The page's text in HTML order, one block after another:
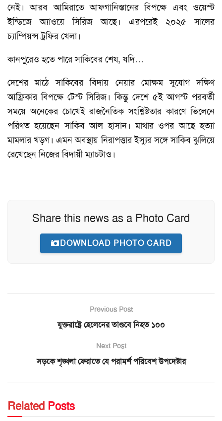
নেই। আরব আমিরাতে আফগানিস্তানের বিপক্ষে এবং ওয়েস্ট
ইন্ডিজে অ্যাওয়ে সিরিজ আছে। এরপরেই ২০২৫ সালের
চ্যাম্পিয়ন্স ট্রফির খেলা।
কানপুরেও হতে পারে সাকিবের শেষ, যদি…
দেশের মাঠে সাকিবের বিদায় নেয়ার মোক্ষম সুযোগ দক্ষিণ
আফ্রিকার বিপক্ষে টেস্ট সিরিজ। কিন্তু দেশে ৫ই আগস্ট পরবর্তী
সময়ে অনেকের চোখেই রাজনৈতিক সংশ্লিষ্টতার কারণে ভিলেনে
পরিণত হয়েছেন সাকিব আল হাসান। মাথার ওপর আছে হত্যা
মামলার খড়গ। এমন অবস্থায় নিরাপত্তার ইস্যুর সঙ্গে সাকিব ঝুলিয়ে
রেখেছেন নিজের বিদায়ী ম্যাচটাও।
Share this news as a Photo Card
DOWNLOAD PHOTO CARD
Previous Post
যুক্তরাষ্ট্রে হেলেনের তাণ্ডবে নিহত ১০০
Next Post
সড়কে শৃঙ্খলা ফেরাতে যে পরামর্শ পরিবেশ উপদেষ্টার
Related Posts